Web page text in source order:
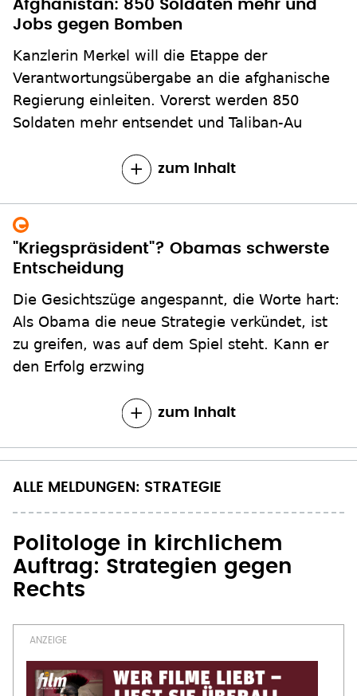
Afghanistan: 850 Soldaten mehr und
Jobs gegen Bomben
Kanzlerin Merkel will die Etappe der
Verantwortungsübergabe an die afghanische
Regierung einleiten. Vorerst werden 850
Soldaten mehr entsendet und Taliban-Au
zum Inhalt
"Kriegspräsident"? Obamas schwerste
Entscheidung
Die Gesichtszüge angespannt, die Worte hart:
Als Obama die neue Strategie verkündet, ist
zu greifen, was auf dem Spiel steht. Kann er
den Erfolg erzwing
zum Inhalt
ALLE MELDUNGEN: STRATEGIE
Politologe in kirchlichem
Auftrag: Strategien gegen
Rechts